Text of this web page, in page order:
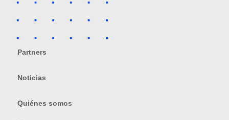
Partners
Noticias
Quiénes somos